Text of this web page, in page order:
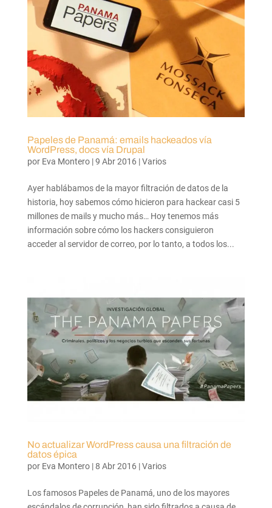
Papeles de Panamá: emails hackeados vía
WordPress, docs vía Drupal
por Eva Montero|9 Abr 2016 |Varios
Ayer hablábamos de la mayor filtración de datos de la
historia, hoy sabemos cómo hicieron para hackear casi 5
millones de mails y mucho más… Hoy tenemos más
información sobre cómo los hackers consiguieron
acceder al servidor de correo, por lo tanto, a todos los...
No actualizar WordPress causa una filtración de
datos épica
por Eva Montero|8 Abr 2016 |Varios
Los famosos Papeles de Panamá, uno de los mayores